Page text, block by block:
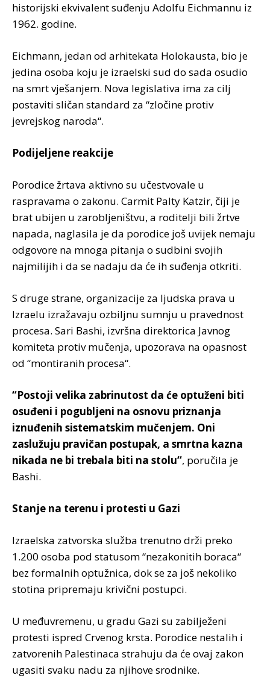
historijski ekvivalent suđenju Adolfu Eichmannu iz
1962. godine.
Eichmann, jedan od arhitekata Holokausta, bio je
jedina osoba koju je izraelski sud do sada osudio
na smrt vješanjem. Nova legislativa ima za cilj
postaviti sličan standard za “zločine protiv
jevrejskog naroda“.
Podijeljene reakcije
Porodice žrtava aktivno su učestvovale u
raspravama o zakonu. Carmit Palty Katzir, čiji je
brat ubijen u zarobljeništvu, a roditelji bili žrtve
napada, naglasila je da porodice još uvijek nemaju
odgovore na mnoga pitanja o sudbini svojih
najmilijih i da se nadaju da će ih suđenja otkriti.
S druge strane, organizacije za ljudska prava u
Izraelu izražavaju ozbiljnu sumnju u pravednost
procesa. Sari Bashi, izvršna direktorica Javnog
komiteta protiv mučenja, upozorava na opasnost
od “montiranih procesa“.
“Postoji velika zabrinutost da će optuženi biti
osuđeni i pogubljeni na osnovu priznanja
iznuđenih sistematskim mučenjem. Oni
zaslužuju pravičan postupak, a smrtna kazna
nikada ne bi trebala biti na stolu“, poručila je
Bashi.
Stanje na terenu i protesti u Gazi
Izraelska zatvorska služba trenutno drži preko
1.200 osoba pod statusom “nezakonitih boraca“
bez formalnih optužnica, dok se za još nekoliko
stotina pripremaju krivični postupci.
U međuvremenu, u gradu Gazi su zabilježeni
protesti ispred Crvenog krsta. Porodice nestalih i
zatvorenih Palestinaca strahuju da će ovaj zakon
ugasiti svaku nadu za njihove srodnike.